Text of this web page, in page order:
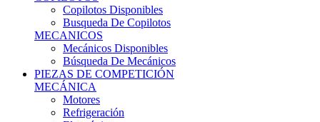
Copilotos Disponibles
Busqueda De Copilotos
MECANICOS
Mecánicos Disponibles
Búsqueda De Mecánicos
PIEZAS DE COMPETICIÓN
MECÁNICA
Motores
Refrigeración